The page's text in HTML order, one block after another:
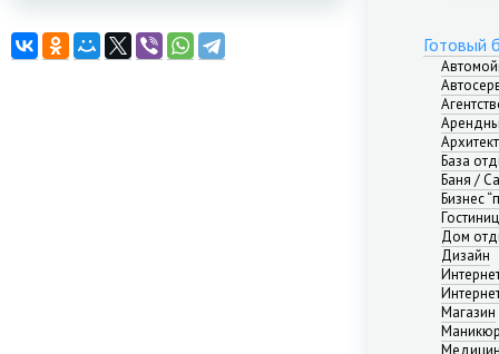
Казань
Калининград
Готовый
База
Баня /
Бизнес
Дом
Дизайн
Магазин